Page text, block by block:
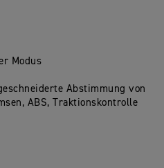
Modus
Abstimmung von
ABS, Traktionskontrolle